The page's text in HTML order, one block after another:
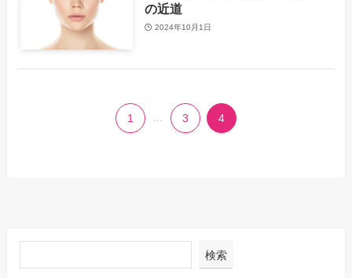
の近道
2024年10月1日
1 ... 3 4
検索